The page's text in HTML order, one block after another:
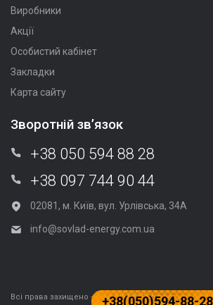
Виробники
Акції
Особистий кабінет
Закладки
Карта сайту
Зворотній зв’язок
+38 050 594 88 28
+38 097 744 90 44
02081, м. Київ, вул. Урлівська, 34А
info@sovlad-energy.com.ua
Всі права захищено - SOVLAD-ENERGY.com.ua |
+38(050)594-88-28